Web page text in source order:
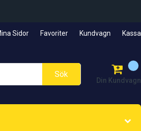
Sidor Favoriter Kundvagn Kassa
Din Kundvagn
Sök